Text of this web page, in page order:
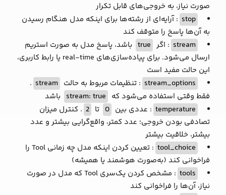
صورت نیاز، به خروجی‌های قابل تکرار
stop : آرایه‌ای از رشته‌ها برای اینکه مدل هنگام رسیدن
به آن‌ها پاسخ را متوقف کند
stream : اگر true باشد، پاسخ مدل به صورت استریم
ارسال می‌شود. برای پیاده‌سازی‌های real-time یا رابط کاربری،
این حالت مفید است
stream_options : تنظیمات مربوط به حالت stream
.
فقط وقتی استفاده می‌شود که stream: true باشد
temperature : عددی بین 0 تا 2 . کنترل میزان
تصادفی بودن خروجی؛ عدد کمتر، واقع‌گرایی بیشتر و عدد
بیشتر، خلاقیت بیشتر
tool_choice
: تعیین کردن اینکه مدل چه زمانی Tool را
فراخوانی کند (به‌صورت هوشمند یا همیشه)
tools
: مشخص کردن یک‌سری Tool که مدل در صورت
نیاز، آن‌ها را فراخوانی کند